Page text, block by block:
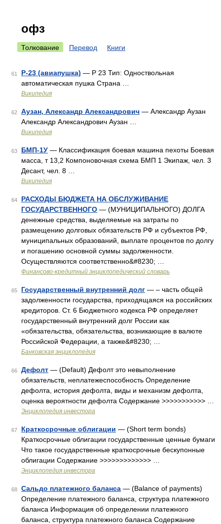
офз
Толкование Перевод Книги
61 Р-23 (авиапушка) — Р 23 Тип: Одноствольная
автоматическая пушка Страна …
Википедия
62 Аузан, Александр Александрович — Александр Аузан
Александр Александрович Аузан …
Википедия
63 БМП-1У — Классификация боевая машина пехоты Боевая
масса, т 13,2 Компоновочная схема БМП 1 Экипаж, чел. 3
Десант, чел. 8 …
Википедия
64
РАСХОДЫ БЮДЖЕТА НА ОБСЛУЖИВАНИЕ
ГОСУДАРСТВЕННОГО — (МУНИЦИПАЛЬНОГО) ДОЛГА
денежные средства, выделяемые на затраты по
размещению долговых обязательств РФ и субъектов РФ,
муниципальных образований, выплате процентов по долгу
и погашению основной суммы задолженности.
Осуществляются соответственно&#8230; …
Финансово-кредитный энциклопедический словарь
65 Государственный внутренний долг — – часть общей
задолженности государства, приходящаяся на российских
кредиторов. Ст. 6 Бюджетного кодекса РФ определяет
государственный внутренний долг России как
«обязательства, обязательства, возникающие в валюте
Российской Федерации, а также&#8230; …
Банковская энциклопедия
66 Дефолт — (Default) Дефолт это невыполнение
обязательств, неплатежеспособность Определение
дефолта, история дефолта, виды и механизм дефолта,
оценка вероятности дефолта Содержание >>>>>>>>>>> …
Энциклопедия инвестора
67 Краткосрочные облигации — (Short term bonds)
Краткосрочные облигации государственные ценные бумаги
Что такое государственные краткосрочные бескупонные
облигации Содержание >>>>>>>>>>>>> …
Энциклопедия инвестора
68 Сальдо платежного баланса — (Balance of payments)
Определение платежного баланса, структура платежного
баланса Информация об определении платежного
баланса, структура платежного баланса Содержание